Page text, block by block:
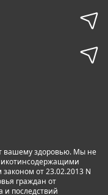
вашему здоровью. Мы не
от 23.02.2013 N
граждан от
и последствий